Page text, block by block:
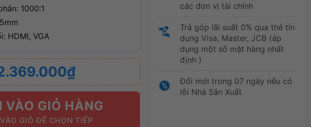
1000:1
HDMI, VGA
₫
VÀO GIỎ HÀNG
các đơn vị tài chính
Trả góp lãi suất 0% qua thẻ tín
dụng Visa, Master, JCB (áp
dụng một số mặt hàng nhất
định )
Đổi mới trong 07 ngày nếu có
lỗi Nhà Sản Xuất